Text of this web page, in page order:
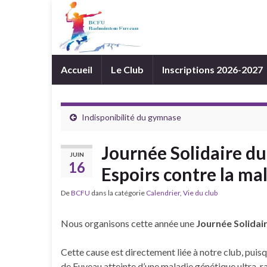
Accueil Le Club Inscriptions 2026-2027
Indisponibilité du gymnase
JUIN
16
Journée Solidaire
Espoirs contre la
DeBCFU dans la catégorie Calendrier, Vie du club
Nous organisons cette année une Journée
Cette cause est directement liée à notre club,